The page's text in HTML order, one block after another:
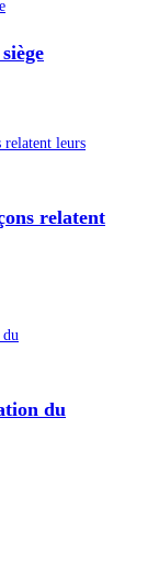
relatent
du